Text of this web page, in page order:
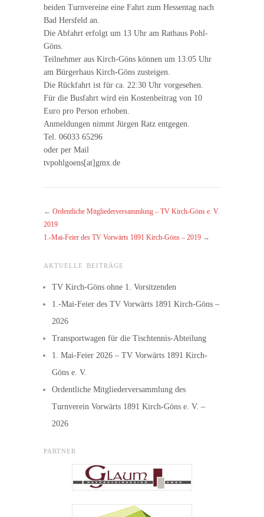
beiden Turnvereine eine Fahrt zum Hessentag nach
Bad Hersfeld an.
Die Abfahrt erfolgt um 13 Uhr am Rathaus Pohl-
Göns.
Teilnehmer aus Kirch-Göns können um 13:05 Uhr
am Bürgerhaus Kirch-Göns zusteigen.
Die Rückfahrt ist für ca. 22:30 Uhr vorgesehen.
Für die Busfahrt wird ein Kostenbeitrag von 10
Euro pro Person erhoben.
Anmeldungen nimmt Jürgen Ratz entgegen.
Tel. 06033 65296
oder per Mail
tvpohlgoens[at]gmx.de
← Ordentliche Mitgliederversammlung – TV Kirch-Göns e. V.
2019
1.-Mai-Feier des TV Vorwärts 1891 Kirch-Göns – 2019 →
AKTUELLE BEITRÄGE
TV Kirch-Göns ohne 1. Vorsitzenden
1.-Mai-Feier des TV Vorwärts 1891 Kirch-Göns –
2026
Transportwagen für die Tischtennis-Abteilung
1. Mai-Feier 2026 – TV Vorwärts 1891 Kirch-
Göns e. V.
Ordentliche Mitgliederversammlung des
Turnverein Vorwärts 1891 Kirch-Göns e. V. –
2026
PARTNER